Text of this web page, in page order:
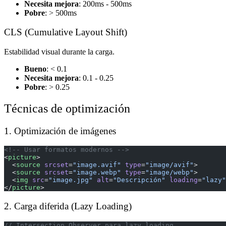
Necesita mejora: 200ms - 500ms
Pobre: > 500ms
CLS (Cumulative Layout Shift)
Estabilidad visual durante la carga.
Bueno: < 0.1
Necesita mejora: 0.1 - 0.25
Pobre: > 0.25
Técnicas de optimización
1. Optimización de imágenes
<!-- Usar formatos modernos -->
<picture>
  <
source srcset="image.avif" type="image/avif">
  <
source srcset="image.webp" type="image/webp">
  <
img src="image.jpg" alt="Descripción" loading="lazy"
</picture>
2. Carga diferida (Lazy Loading)